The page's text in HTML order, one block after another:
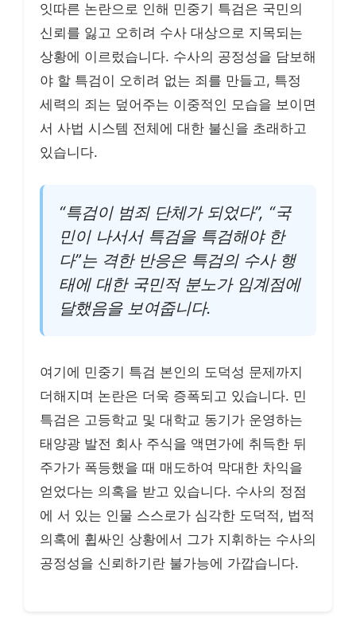
잇따른 논란으로 인해 민중기 특검은 국민의
신뢰를 잃고 오히려 수사 대상으로 지목되는
상황에 이르렀습니다. 수사의 공정성을 담보해
야 할 특검이 오히려 없는 죄를 만들고, 특정
세력의 죄는 덮어주는 이중적인 모습을 보이면
서 사법 시스템 전체에 대한 불신을 초래하고
있습니다.
“특검이 범죄 단체가 되었다”, “국
민이 나서서 특검을 특검해야 한
다”는 격한 반응은 특검의 수사 행
태에 대한 국민적 분노가 임계점에
달했음을 보여줍니다.
여기에 민중기 특검 본인의 도덕성 문제까지
더해지며 논란은 더욱 증폭되고 있습니다. 민
특검은 고등학교 및 대학교 동기가 운영하는
태양광 발전 회사 주식을 액면가에 취득한 뒤
주가가 폭등했을 때 매도하여 막대한 차익을
얻었다는 의혹을 받고 있습니다. 수사의 정점
에 서 있는 인물 스스로가 심각한 도덕적, 법적
의혹에 휩싸인 상황에서 그가 지휘하는 수사의
공정성을 신뢰하기란 불가능에 가깝습니다.